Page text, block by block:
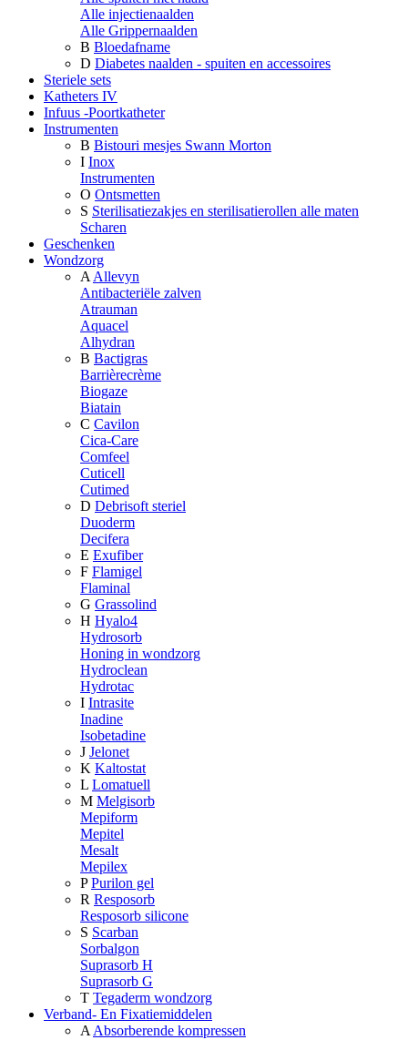
Alle injectienaalden
Alle Grippernaalden
B Bloedafname
D Diabetes naalden - spuiten en accessoires
Steriele sets
Katheters IV
Infuus -Poortkatheter
Instrumenten
B Bistouri mesjes Swann Morton
I Inox
Instrumenten
O Ontsmetten
S Sterilisatiezakjes en sterilisatierollen alle maten
Scharen
Geschenken
Wondzorg
A Allevyn
Antibacteriële zalven
Atrauman
Aquacel
Alhydran
B Bactigras
Barrièrecrème
Biogaze
Biatain
C Cavilon
Cica-Care
Comfeel
Cuticell
Cutimed
D Debrisoft steriel
Duoderm
Decifera
E Exufiber
F Flamigel
Flaminal
G Grassolind
H Hyalo4
Hydrosorb
Honing in wondzorg
Hydroclean
Hydrotac
I Intrasite
Inadine
Isobetadine
J Jelonet
K Kaltostat
L Lomatuell
M Melgisorb
Mepiform
Mepitel
Mesalt
Mepilex
P Purilon gel
R Resposorb
Resposorb silicone
S Scarban
Sorbalgon
Suprasorb H
Suprasorb G
T Tegaderm wondzorg
Verband- En Fixatiemiddelen
A Absorberende kompressen